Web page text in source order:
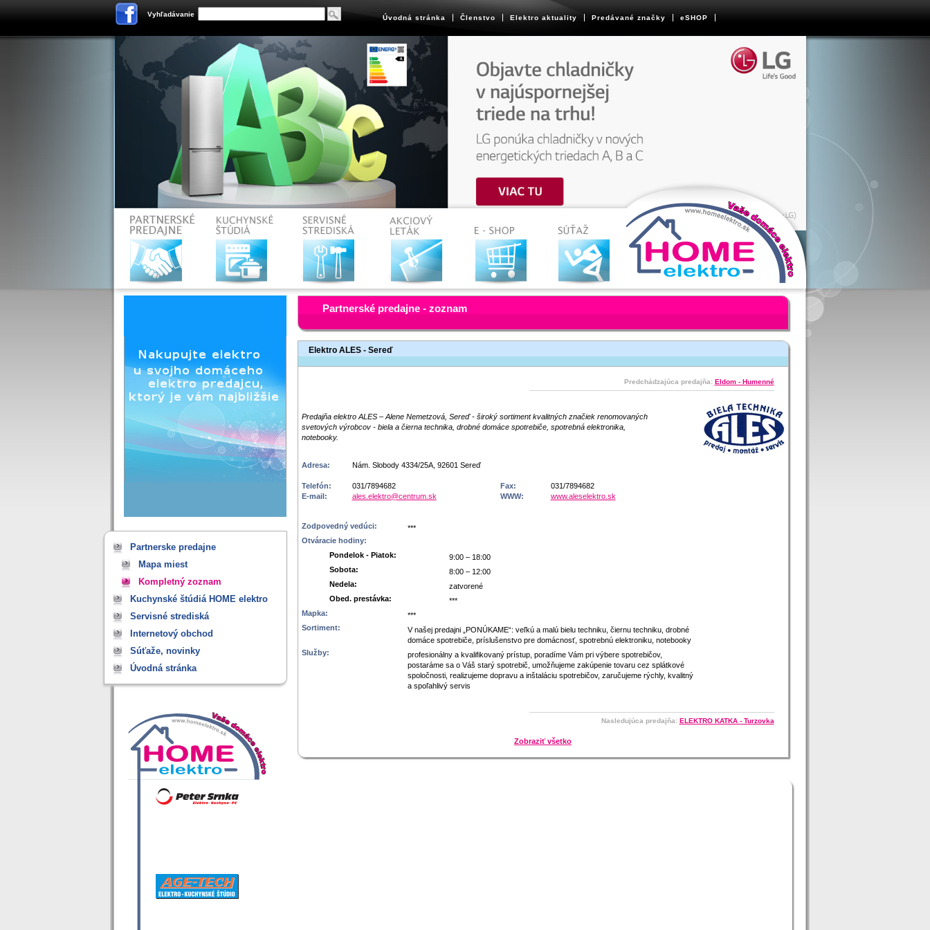
Vyhľadávanie Úvodná stránka Členstvo Elektro aktuality Predávané značky eSHOP
Partnerske predajne
Mapa miest
Kompletný zoznam
Kuchynské štúdiá HOME elektro
Servisné strediská
Internetový obchod
Súťaže, novinky
Úvodná stránka
Partnerské predajne - zoznam
Elektro ALES - Sereď
Predchádzajúca predajňa: Eldom - Humenné
Predajňa elektro ALES – Alene Nemetzová, Sereď - široký sortiment kvalitných značiek renomovaných
svetových výrobcov - biela a čierna technika, drobné domáce spotrebiče, spotrebná elektronika,
notebooky.
Adresa: Nám. Slobody 4334/25A, 92601 Sereď
Telefón: 031/7894682 Fax:
031/7894682
E-mail:
ales.elektro@centrum.sk WWW: www.aleselektro.sk
Zodpovedný vedúci:
***
Otváracie hodiny:
Pondelok - Piatok:
9:00 – 18:00
Sobota:
8:00 – 12:00
Nedela:
zatvorené
Obed. prestávka:
***
Mapka:
***
Sortiment:
V našej predajni „PONÚKAME“: veľkú a malú bielu techniku, čiernu techniku, drobné
domáce spotrebiče, príslušenstvo pre domácnosť, spotrebnú elektroniku, notebooky
Služby:
profesionálny a kvalifikovaný prístup, poradíme Vám pri výbere spotrebičov,
postaráme sa o Váš starý spotrebič, umožňujeme zakúpenie tovaru cez splátkové
spoločnosti, realizujeme dopravu a inštaláciu spotrebičov, zaručujeme rýchly, kvalitný
a spoľahlivý servis
Nasledujúca predajňa: ELEKTRO KATKA - Turzovka
Zobraziť všetko